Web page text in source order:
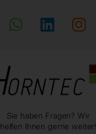
Sie haben Fragen? Wir
helfen Ihnen gerne weiter!